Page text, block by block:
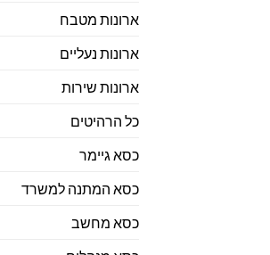
ארונות מטבח
ארונות נעליים
ארונות שירות
כל הרהיטים
כסא גיימר
כסא המתנה למשרד
כסא מחשב